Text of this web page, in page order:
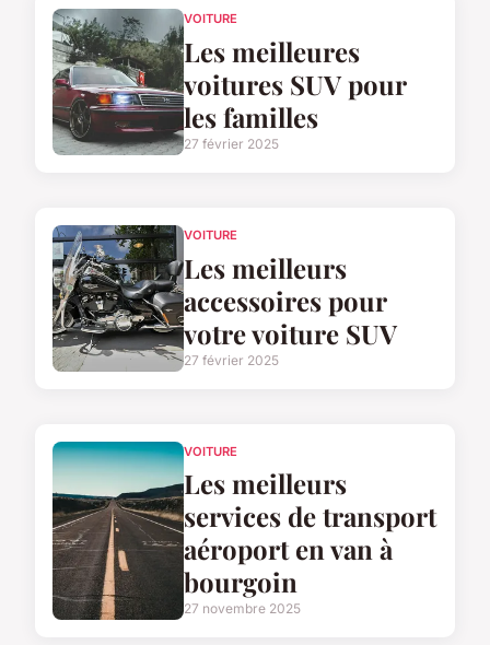
VOITURE
Les meilleures
voitures SUV pour
les familles
27 février 2025
VOITURE
Les meilleurs
accessoires pour
votre voiture SUV
27 février 2025
VOITURE
Les meilleurs
services de transport
aéroport en van à
bourgoin
27 novembre 2025